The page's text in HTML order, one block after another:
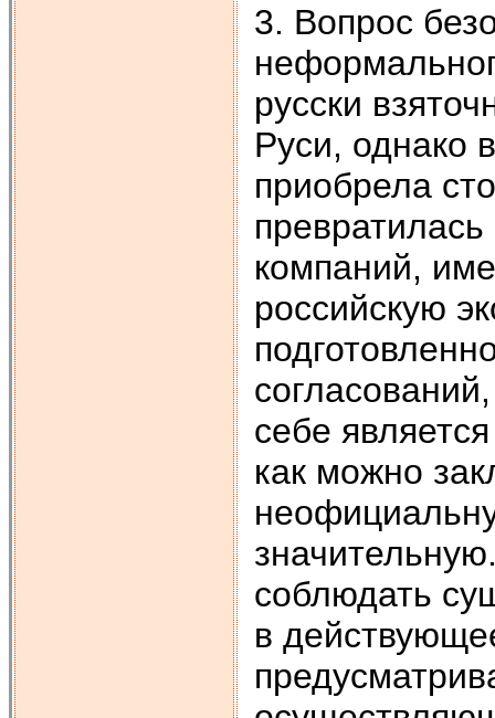
3. Вопрос
русски
Руси, однако
приобрела
компаний,
российскую
себе
как можно
соблюдать
в